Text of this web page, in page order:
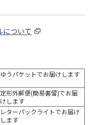
について
ゆうパケットでお届けします
定形外郵便(簡易書留)でお届
けします
レターパックライトでお届け
します